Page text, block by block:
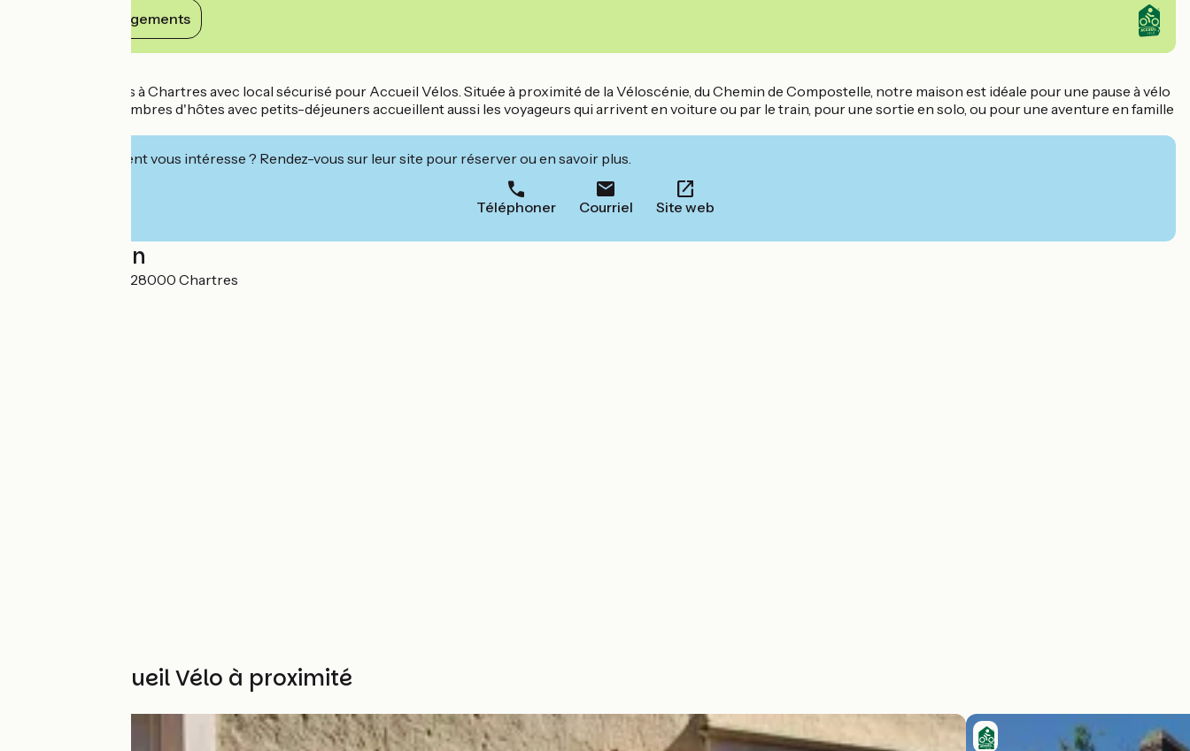
Voir ses engagements
Chambres d'hôtes à Chartres avec local sécurisé pour Accueil Vélos. Située à proximité de la Véloscénie, du Chemin de Compostelle, notre maison est idéale pour une pause à vélo
ou à pied. Nos chambres d'hôtes avec petits-déjeuners accueillent aussi les voyageurs qui arrivent en voiture ou par le train, pour une sortie en solo, ou pour une aventure en famille
Cet établissement vous intéresse ? Rendez-vous sur leur site pour réserver ou en savoir plus.
Téléphoner Courriel Site web
Localisation
10 rue du pot vert 28000 Chartres
Autres Accueil Vélo à proximité